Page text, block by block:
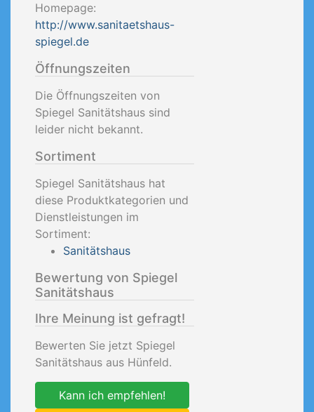
Homepage:
http://www.sanitaetshaus-
spiegel.de
Öffnungszeiten
Die Öffnungszeiten von
Spiegel Sanitätshaus sind
leider nicht bekannt.
Sortiment
Spiegel Sanitätshaus hat
diese Produktkategorien und
Dienstleistungen im
Sortiment:
Sanitätshaus
Bewertung von Spiegel
Sanitätshaus
Ihre Meinung ist gefragt!
Bewerten Sie jetzt Spiegel
Sanitätshaus aus Hünfeld.
Kann ich empfehlen!